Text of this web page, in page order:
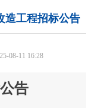
告
造工程招标公告
08-11 16:28